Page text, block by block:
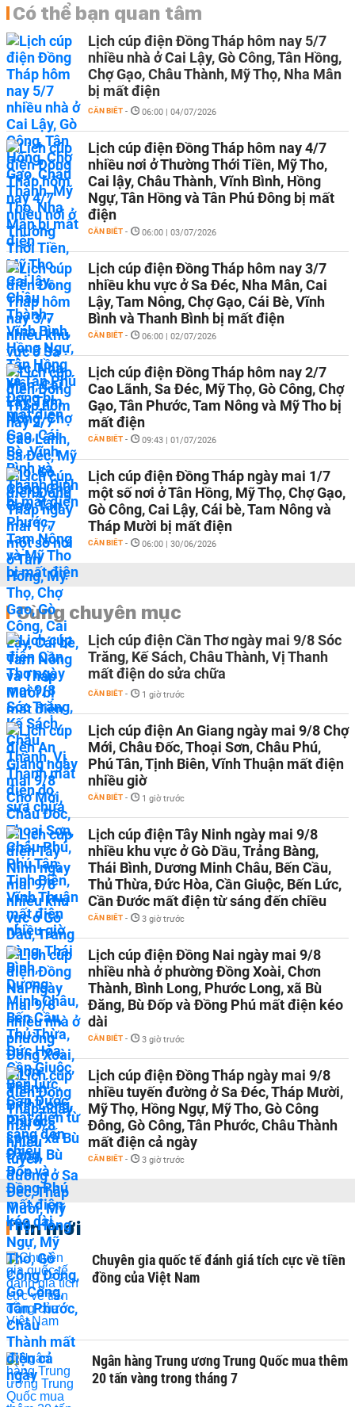
Có thể bạn quan tâm
Lịch cúp điện Đồng Tháp hôm nay 5/7
nhiều nhà ở Cai Lậy, Gò Công, Tân Hồng,
Chợ Gạo, Châu Thành, Mỹ Thọ, Nha Mân
bị mất điện
CẦN BIẾT - 06:00 | 04/07/2026
Lịch cúp điện Đồng Tháp hôm nay 4/7
nhiều nơi ở Thường Thới Tiền, Mỹ Tho,
Cai lậy, Châu Thành, Vĩnh Bình, Hồng
Ngự, Tân Hồng và Tân Phú Đông bị mất
điện
CẦN BIẾT - 06:00 | 03/07/2026
Lịch cúp điện Đồng Tháp hôm nay 3/7
nhiều khu vực ở Sa Đéc, Nha Mân, Cai
Lậy, Tam Nông, Chợ Gạo, Cái Bè, Vĩnh
Bình và Thanh Bình bị mất điện
CẦN BIẾT - 06:00 | 02/07/2026
Lịch cúp điện Đồng Tháp hôm nay 2/7
Cao Lãnh, Sa Đéc, Mỹ Thọ, Gò Công, Chợ
Gạo, Tân Phước, Tam Nông và Mỹ Tho bị
mất điện
CẦN BIẾT - 09:43 | 01/07/2026
Lịch cúp điện Đồng Tháp ngày mai 1/7
một số nơi ở Tân Hồng, Mỹ Thọ, Chợ Gạo,
Gò Công, Cai Lậy, Cái bè, Tam Nông và
Tháp Mười bị mất điện
CẦN BIẾT - 06:00 | 30/06/2026
Cùng chuyên mục
Lịch cúp điện Cần Thơ ngày mai 9/8 Sóc
Trăng, Kế Sách, Châu Thành, Vị Thanh
mất điện do sửa chữa
CẦN BIẾT - 1 giờ trước
Lịch cúp điện An Giang ngày mai 9/8 Chợ
Mới, Châu Đốc, Thoại Sơn, Châu Phú,
Phú Tân, Tịnh Biên, Vĩnh Thuận mất điện
nhiều giờ
CẦN BIẾT - 1 giờ trước
Lịch cúp điện Tây Ninh ngày mai 9/8
nhiều khu vực ở Gò Dầu, Trảng Bàng,
Thái Bình, Dương Minh Châu, Bến Cầu,
Thủ Thừa, Đức Hòa, Cần Giuộc, Bến Lức,
Cần Đước mất điện từ sáng đến chiều
CẦN BIẾT - 3 giờ trước
Lịch cúp điện Đồng Nai ngày mai 9/8
nhiều nhà ở phường Đồng Xoài, Chơn
Thành, Bình Long, Phước Long, xã Bù
Đăng, Bù Đốp và Đồng Phú mất điện kéo
dài
CẦN BIẾT - 3 giờ trước
Lịch cúp điện Đồng Tháp ngày mai 9/8
nhiều tuyến đường ở Sa Đéc, Tháp Mười,
Mỹ Thọ, Hồng Ngự, Mỹ Tho, Gò Công
Đông, Gò Công, Tân Phước, Châu Thành
mất điện cả ngày
CẦN BIẾT - 3 giờ trước
Tin mới
Chuyên gia quốc tế đánh giá tích cực về tiền
đồng của Việt Nam
Ngân hàng Trung ương Trung Quốc mua thêm
20 tấn vàng trong tháng 7